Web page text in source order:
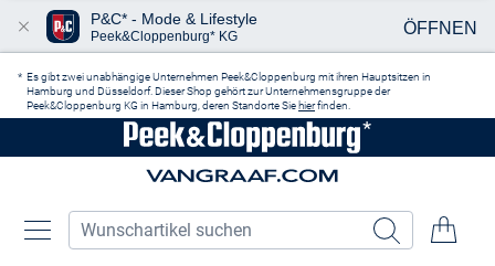
Es gibt zwei unabhängige Unternehmen Peek&Cloppenburg mit ihren Hauptsitzen in
Hamburg und Düsseldorf. Dieser Shop gehört zur Unternehmensgruppe der
Peek&Cloppenburg KG in Hamburg, deren Standorte Sie hierfinden.
P&C* - Mode & Lifestyle
Peek&Cloppenburg* KG ÖFFNEN